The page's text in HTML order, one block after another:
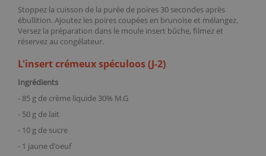
Stoppez la cuisson de la purée de poires 30 secondes après
ébullition. Ajoutez les poires coupées en brunoise et mélangez.
Versez la préparation dans le moule insert bûche, filmez et
réservez au congélateur.
L'insert crémeux spéculoos (J-2)
Ingrédients
- 85 g de crème liquide 30% M.G
- 50 g de lait
- 10 g de sucre
- 1 jaune d'oeuf